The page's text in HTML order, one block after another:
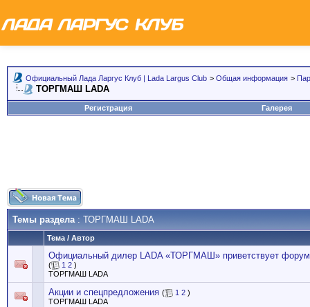
Официальный Лада Ларгус Клуб | Lada Largus Club > Общая информация >
ТОРГМАШ LADA
Регистрация Галерея
Темы раздела: ТОРГМАШ LADA
Тема / Автор
Официальный дилер LADA «ТОРГМАШ» приветствует
( 1 2 )
ТОРГМАШ LADA
Акции и спецпредложения ( 1 2 )
ТОРГМАШ LADA